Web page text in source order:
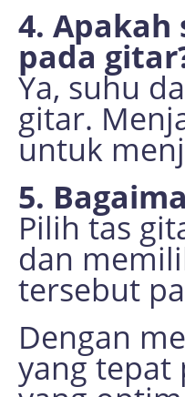
4.
pada
Ya, suhu
gitar.
untuk
5.
Pilih tas
dan
tersebut
Dengan
yang tepat